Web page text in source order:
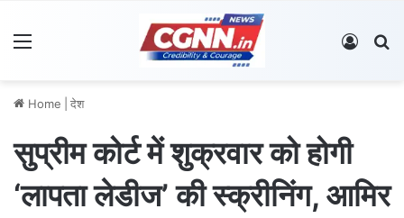
Log In
Home देश
सुप्रीम कोर्ट में शुक्रवार को होगी
‘लापता लेडीज’ की स्क्रीनिंग, आमिर